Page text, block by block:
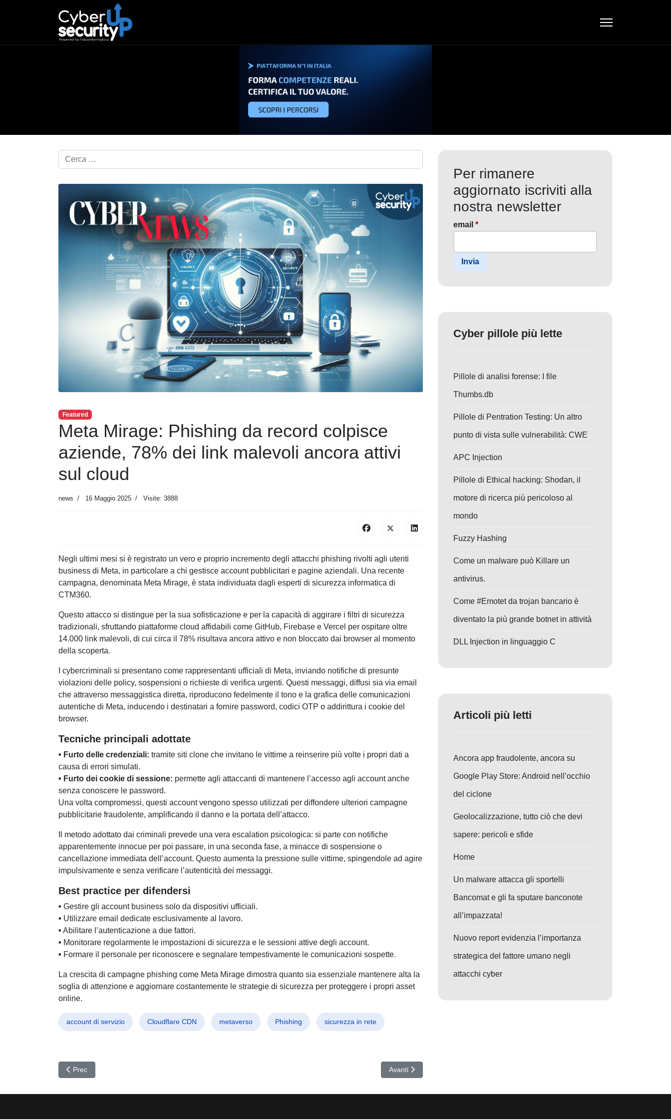
Cerca nel blog...
Featured
Meta Mirage: Phishing da record colpisce
aziende, 78% dei link malevoli ancora attivi
sul cloud
news 16 Maggio 2025 Visite: 3888
Negli ultimi mesi si è registrato un vero e proprio incremento degli attacchi phishing rivolti agli utenti
business di Meta, in particolare a chi gestisce account pubblicitari e pagine aziendali. Una recente
campagna, denominata Meta Mirage, è stata individuata dagli esperti di sicurezza informatica di
CTM360.
Questo attacco si distingue per la sua sofisticazione e per la capacità di aggirare i filtri di sicurezza
tradizionali, sfruttando piattaforme cloud affidabili come GitHub, Firebase e Vercel per ospitare oltre
14.000 link malevoli, di cui circa il 78% risultava ancora attivo e non bloccato dai browser al momento
della scoperta.
I cybercriminali si presentano come rappresentanti ufficiali di Meta, inviando notifiche di presunte
violazioni delle policy, sospensioni o richieste di verifica urgenti. Questi messaggi, diffusi sia via email
che attraverso messaggistica diretta, riproducono fedelmente il tono e la grafica delle comunicazioni
autentiche di Meta, inducendo i destinatari a fornire password, codici OTP o addirittura i cookie del
browser.
Tecniche principali adottate
• Furto delle credenziali: tramite siti clone che invitano le vittime a reinserire più volte i propri dati a
causa di errori simulati.
• Furto dei cookie di sessione: permette agli attaccanti di mantenere l’accesso agli account anche
senza conoscere le password.
Una volta compromessi, questi account vengono spesso utilizzati per diffondere ulteriori campagne
pubblicitarie fraudolente, amplificando il danno e la portata dell’attacco.
Il metodo adottato dai criminali prevede una vera escalation psicologica: si parte con notifiche
apparentemente innocue per poi passare, in una seconda fase, a minacce di sospensione o
cancellazione immediata dell’account. Questo aumenta la pressione sulle vittime, spingendole ad agire
impulsivamente e senza verificare l’autenticità dei messaggi.
Best practice per difendersi
• Gestire gli account business solo da dispositivi ufficiali.
• Utilizzare email dedicate esclusivamente al lavoro.
• Abilitare l’autenticazione a due fattori.
• Monitorare regolarmente le impostazioni di sicurezza e le sessioni attive degli account.
• Formare il personale per riconoscere e segnalare tempestivamente le comunicazioni sospette.
La crescita di campagne phishing come Meta Mirage dimostra quanto sia essenziale mantenere alta la
soglia di attenzione e aggiornare costantemente le strategie di sicurezza per proteggere i propri asset
online.
account di servizio Cloudflare CDN metaverso Phishing sicurezza in rete
Articolo precedente: HTTPBot colpisce Windows: La nuova botnet DDoS mette in ginocchio gaming e aziende tech
Prec Articolo successivo: Ransomware: 5 Mosse Chiave per Salvare la Tua Azienda – La
Avanti
Per rimanere
aggiornato iscriviti alla
nostra newsletter
email *
Invia
Cyber pillole più lette
Pillole di analisi forense: I file
Thumbs.db
Pillole di Pentration Testing: Un altro
punto di vista sulle vulnerabilità: CWE
APC Injection
Pillole di Ethical hacking: Shodan, il
motore di ricerca più pericoloso al
mondo
Fuzzy Hashing
Come un malware può Killare un
antivirus.
Come #Emotet da trojan bancario è
diventato la più grande botnet in attività
DLL Injection in linguaggio C
Articoli più letti
Ancora app fraudolente, ancora su
Google Play Store: Android nell’occhio
del ciclone
Geolocalizzazione, tutto ciò che devi
sapere: pericoli e sfide
Home
Un malware attacca gli sportelli
Bancomat e gli fa sputare banconote
all’impazzata!
Nuovo report evidenzia l’importanza
strategica del fattore umano negli
attacchi cyber